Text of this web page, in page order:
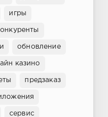
игры
обновление
казино
предзаказ
сервис